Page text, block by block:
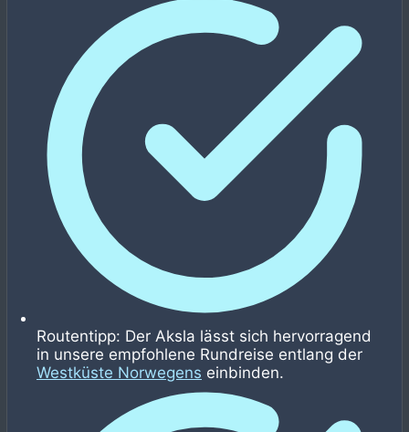
Routentipp: Der Aksla lässt sich hervorragend
in unsere empfohlene Rundreise entlang der
Westküste Norwegens einbinden.